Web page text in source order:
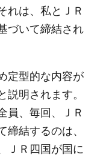
れは、私とＪＲ
づいて締結され
定型的な内容が
説明されます。
員、毎回、ＪＲ
締結するのは、
ＪＲ四国が国に